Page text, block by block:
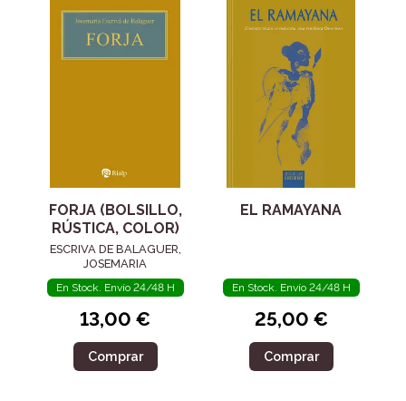
FORJA (BOLSILLO,
RÚSTICA, COLOR)
ESCRIVA DE BALAGUER,
JOSEMARIA
En Stock. Envío 24/48 H
13,00 €
Comprar
EL RAMAYANA
En Stock. Envío 24/48 H
25,00 €
Comprar